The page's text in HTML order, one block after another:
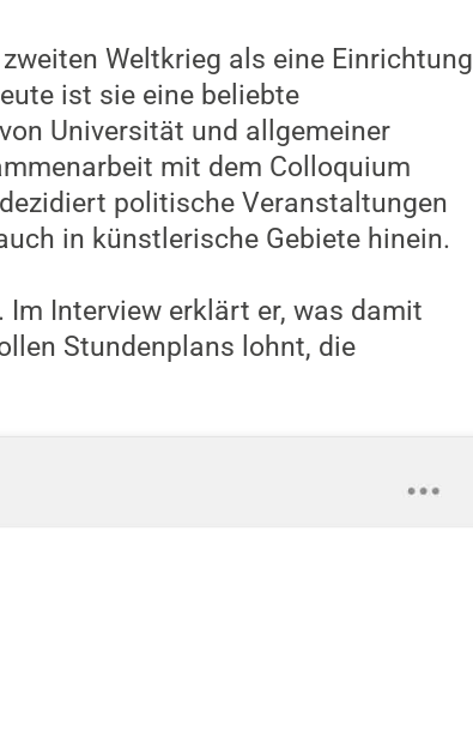
Weltkrieg als eine Einrichtung
ist sie eine beliebte
Universität und allgemeiner
mit dem Colloquium
politische Veranstaltungen
in künstlerische Gebiete hinein.
Im Interview erklärt er, was damit
Stundenplans lohnt, die